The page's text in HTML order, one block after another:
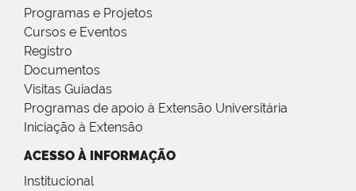
Programas e Projetos
Cursos e Eventos
Registro
Documentos
Visitas Guiadas
Programas de apoio à Extensão Universitária
Iniciação à Extensão
ACESSO À INFORMAÇÃO
Institucional